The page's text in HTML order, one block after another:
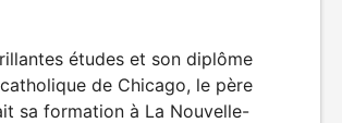
études et son diplôme
catholique de Chicago, le père
sa formation à La Nouvelle-